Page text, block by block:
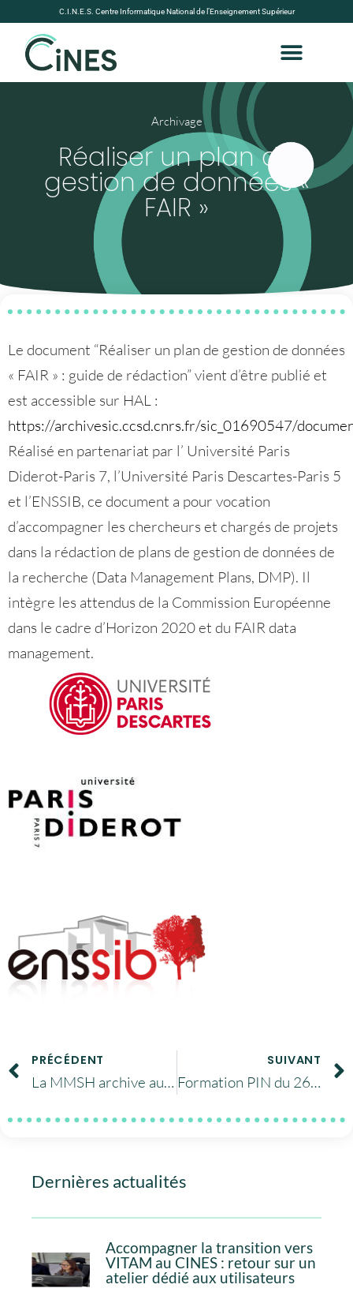
C.I.N.E.S. Centre Informatique National de l’Enseignement Supérieur
Archivage
Réaliser un plan de
gestion de données «
FAIR »
Le document “Réaliser un plan de gestion de données
« FAIR » : guide de rédaction” vient d’être publié et
est accessible sur HAL :
https://archivesic.ccsd.cnrs.fr/sic_01690547/
Réalisé en partenariat par l’ Université Paris
Diderot-Paris 7, l’Université Paris Descartes-Paris 5
et l’ENSSIB, ce document a pour vocation
d’accompagner les chercheurs et chargés de projets
dans la rédaction de plans de gestion de données de
la recherche (Data Management Plans, DMP). Il
intègre les attendus de la Commission Européenne
dans le cadre d’Horizon 2020 et du FAIR data
management.
PRÉCÉDENT
La MMSH archive au CINES
SUIVANT
Formation PIN du 26 au 30 mars : la préservation numérique
Dernières actualités
Accompagner la transition vers
VITAM au CINES : retour sur un
atelier dédié aux utilisateurs